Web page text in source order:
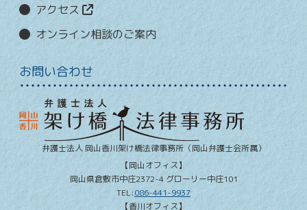
アクセス
オンライン相談のご案内
お問い合わせ
弁護士法人 岡山香川架け橋法律事務所（岡山弁護士会所属）
【岡山オフィス】
岡山県倉敷市中庄2372-4 グローリー中庄101
TEL:086-441-9937
【香川オフィス】